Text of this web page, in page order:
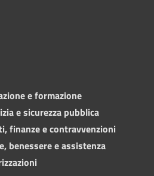
e formazione
e sicurezza pubblica
finanze e contravvenzioni
benessere e assistenza